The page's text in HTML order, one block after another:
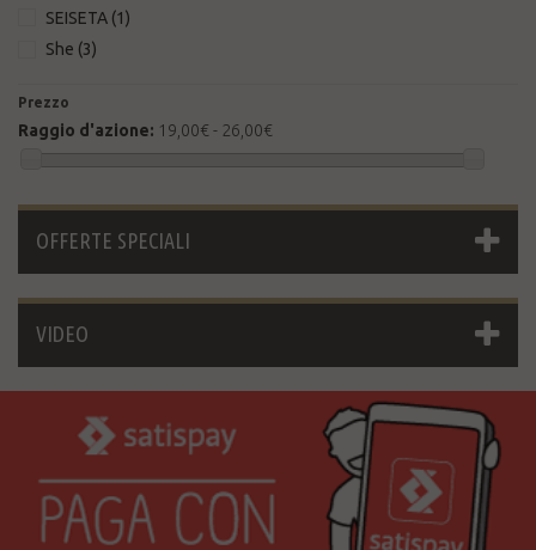
SEISETA (1)
She (3)
Prezzo
Raggio d'azione: 19,00€ - 26,00€
OFFERTE SPECIALI
VIDEO